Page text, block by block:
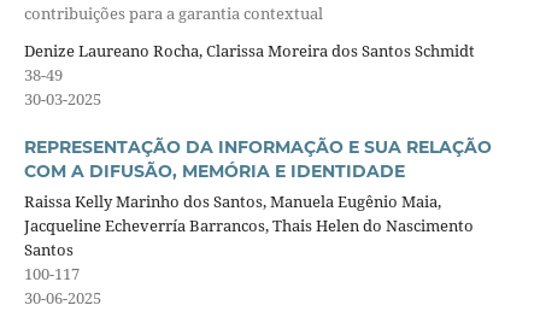
contribuições para a garantia contextual
Denize Laureano Rocha, Clarissa Moreira dos Santos Schmidt
38-49
30-03-2025
REPRESENTAÇÃO DA INFORMAÇÃO E SUA RELAÇÃO
COM A DIFUSÃO, MEMÓRIA E IDENTIDADE
Raissa Kelly Marinho dos Santos, Manuela Eugênio Maia,
Jacqueline Echeverría Barrancos, Thais Helen do Nascimento
Santos
100-117
30-06-2025